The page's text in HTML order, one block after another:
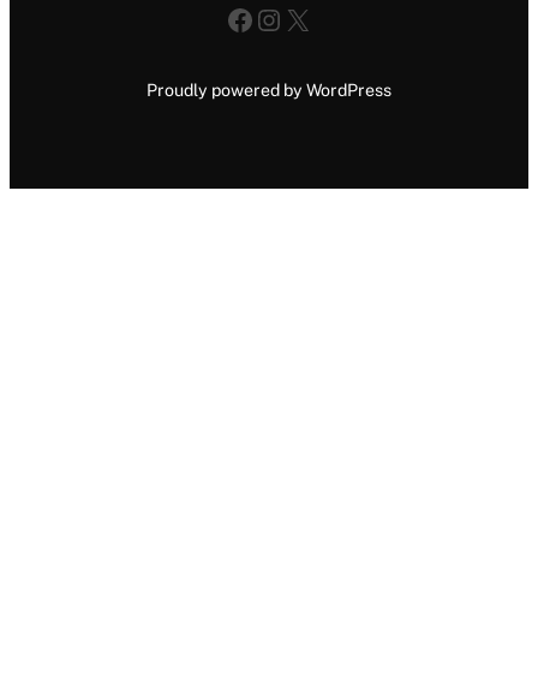
Facebook
Instagram
X
Proudly powered by WordPress